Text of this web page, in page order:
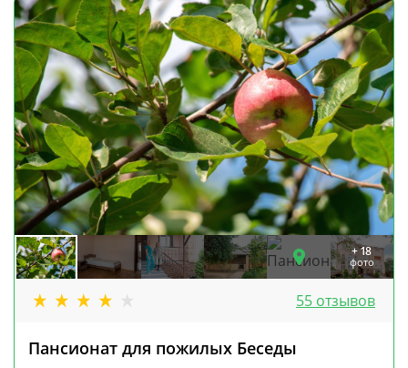
+ 18
фото
55 отзывов
Пансионат для пожилых Беседы